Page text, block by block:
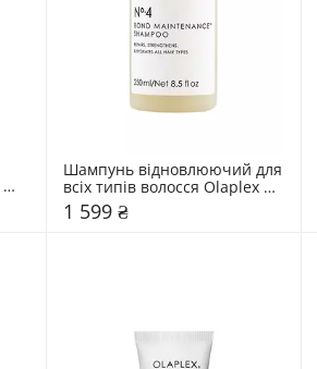
Шампунь відновлюючий для
всіх типів волосся Olaplex
Nº.4 Bond Maintenance
Shampoo
1 599 ₴